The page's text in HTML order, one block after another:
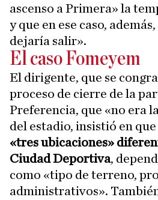
ascenso a Primera» la
y que en ese caso,
dejaría salir».
El caso Fomeyem
El dirigente, que se
proceso de cierre de la
Preferencia, que «no era
del estadio, insistió en que
«tres ubicaciones»
Ciudad Deportiva,
como «tipo de terreno,
administrativos».